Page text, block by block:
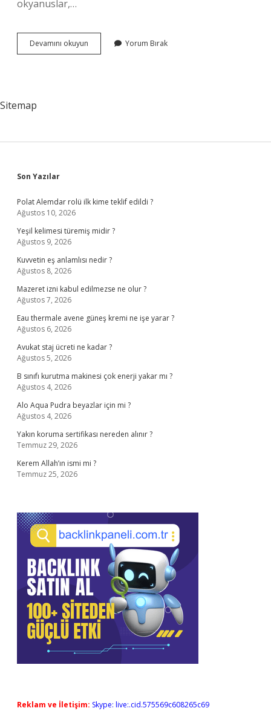
okyanuslar,…
Devamını okuyun
Kirliliği
Yorum Bırak
Sitemap
Sidebar
Son Yazılar
Polat Alemdar rolü ilk kime teklif edildi ?
Ağustos 10, 2026
Yeşil kelimesi türemiş midir ?
Ağustos 9, 2026
Kuvvetin eş anlamlısı nedir ?
Ağustos 8, 2026
Mazeret izni kabul edilmezse ne olur ?
Ağustos 7, 2026
Eau thermale avene güneş kremi ne işe yarar ?
Ağustos 6, 2026
Avukat staj ücreti ne kadar ?
Ağustos 5, 2026
B sınıfı kurutma makinesi çok enerji yakar mı ?
Ağustos 4, 2026
Alo Aqua Pudra beyazlar için mi ?
Ağustos 4, 2026
Yakın koruma sertifikası nereden alınır ?
Temmuz 29, 2026
Kerem Allah’ın ismi mi ?
Temmuz 25, 2026
Reklam ve İletişim: Skype: live:.cid.575569c608265c69